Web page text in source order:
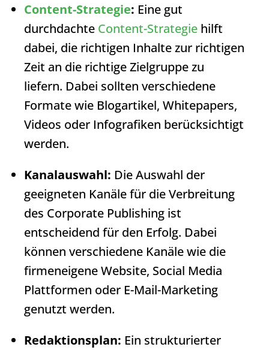
Content-Strategie: Eine gut
durchdachte Content-Strategie hilft
dabei, die richtigen Inhalte zur richtigen
Zeit an die richtige Zielgruppe zu
liefern. Dabei sollten verschiedene
Formate wie Blogartikel, Whitepapers,
Videos oder Infografiken berücksichtigt
werden.
Kanalauswahl: Die Auswahl der
geeigneten Kanäle für die Verbreitung
des Corporate Publishing ist
entscheidend für den Erfolg. Dabei
können verschiedene Kanäle wie die
firmeneigene Website, Social Media
Plattformen oder E-Mail-Marketing
genutzt werden.
Redaktionsplan: Ein strukturierter